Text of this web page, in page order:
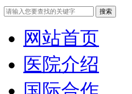
网站首页
医院介绍